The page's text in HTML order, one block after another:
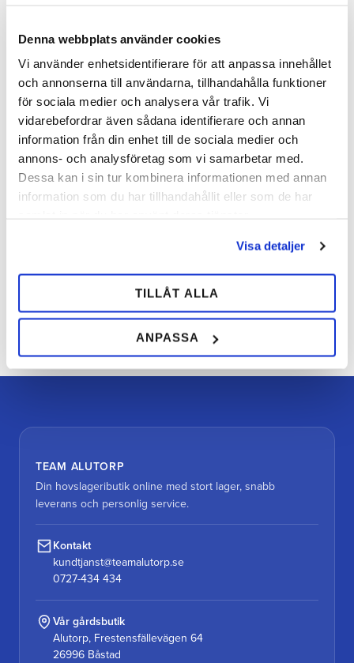
Denna webbplats använder cookies
Vi använder enhetsidentifierare för att anpassa innehållet
och annonserna till användarna, tillhandahålla funktioner
för sociala medier och analysera vår trafik. Vi
vidarebefordrar även sådana identifierare och annan
information från din enhet till de sociala medier och
annons- och analysföretag som vi samarbetar med.
Dessa kan i sin tur kombinera informationen med annan
information som du har tillhandahållit eller som de har
Visa detaljer
TILLÅT ALLA
ANPASSA
Dela med dig
Facebook
Omdömen
Du
Bli den första att lämna ett omdöme.
TEAM ALUTORP
Din hovslageributik online med stort lager, snabb
leverans och personlig service.
Kontakt
kundtjanst@teamalutorp.se
0727-434 434
Vår gårdsbutik
Alutorp, Frestensfällevägen 64
26996 Båstad